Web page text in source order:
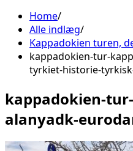
Home
Alle indlæg
Kappadokien turen,
kappadokien-tur-
tyrkiet-historie-
kappadokien-
alanyadk-